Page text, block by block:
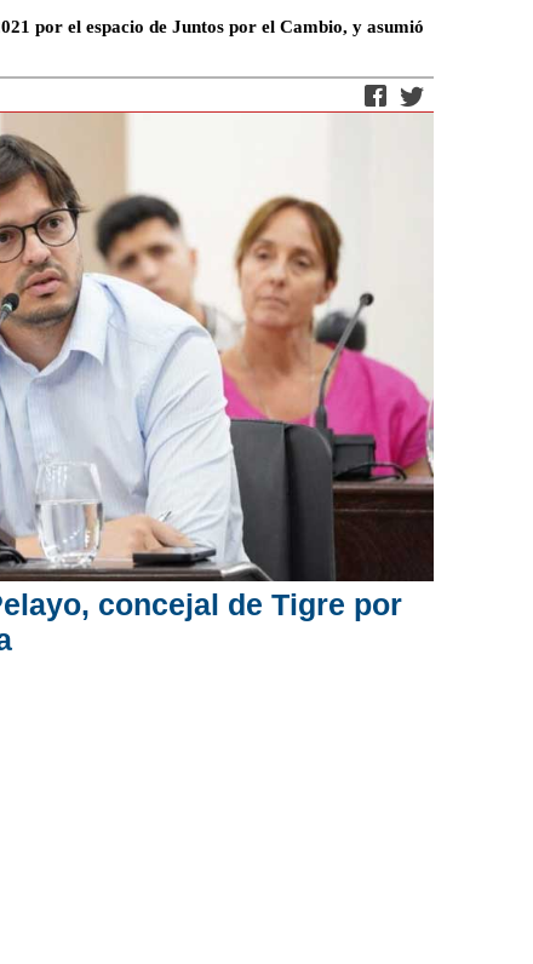
por el espacio de Juntos por el Cambio, y asumió
concejal de Tigre por